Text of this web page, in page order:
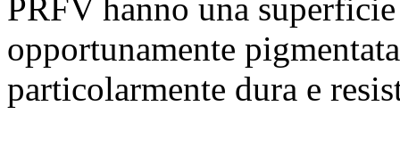
PRFV hanno una
opportunamente
particolarmente dura e